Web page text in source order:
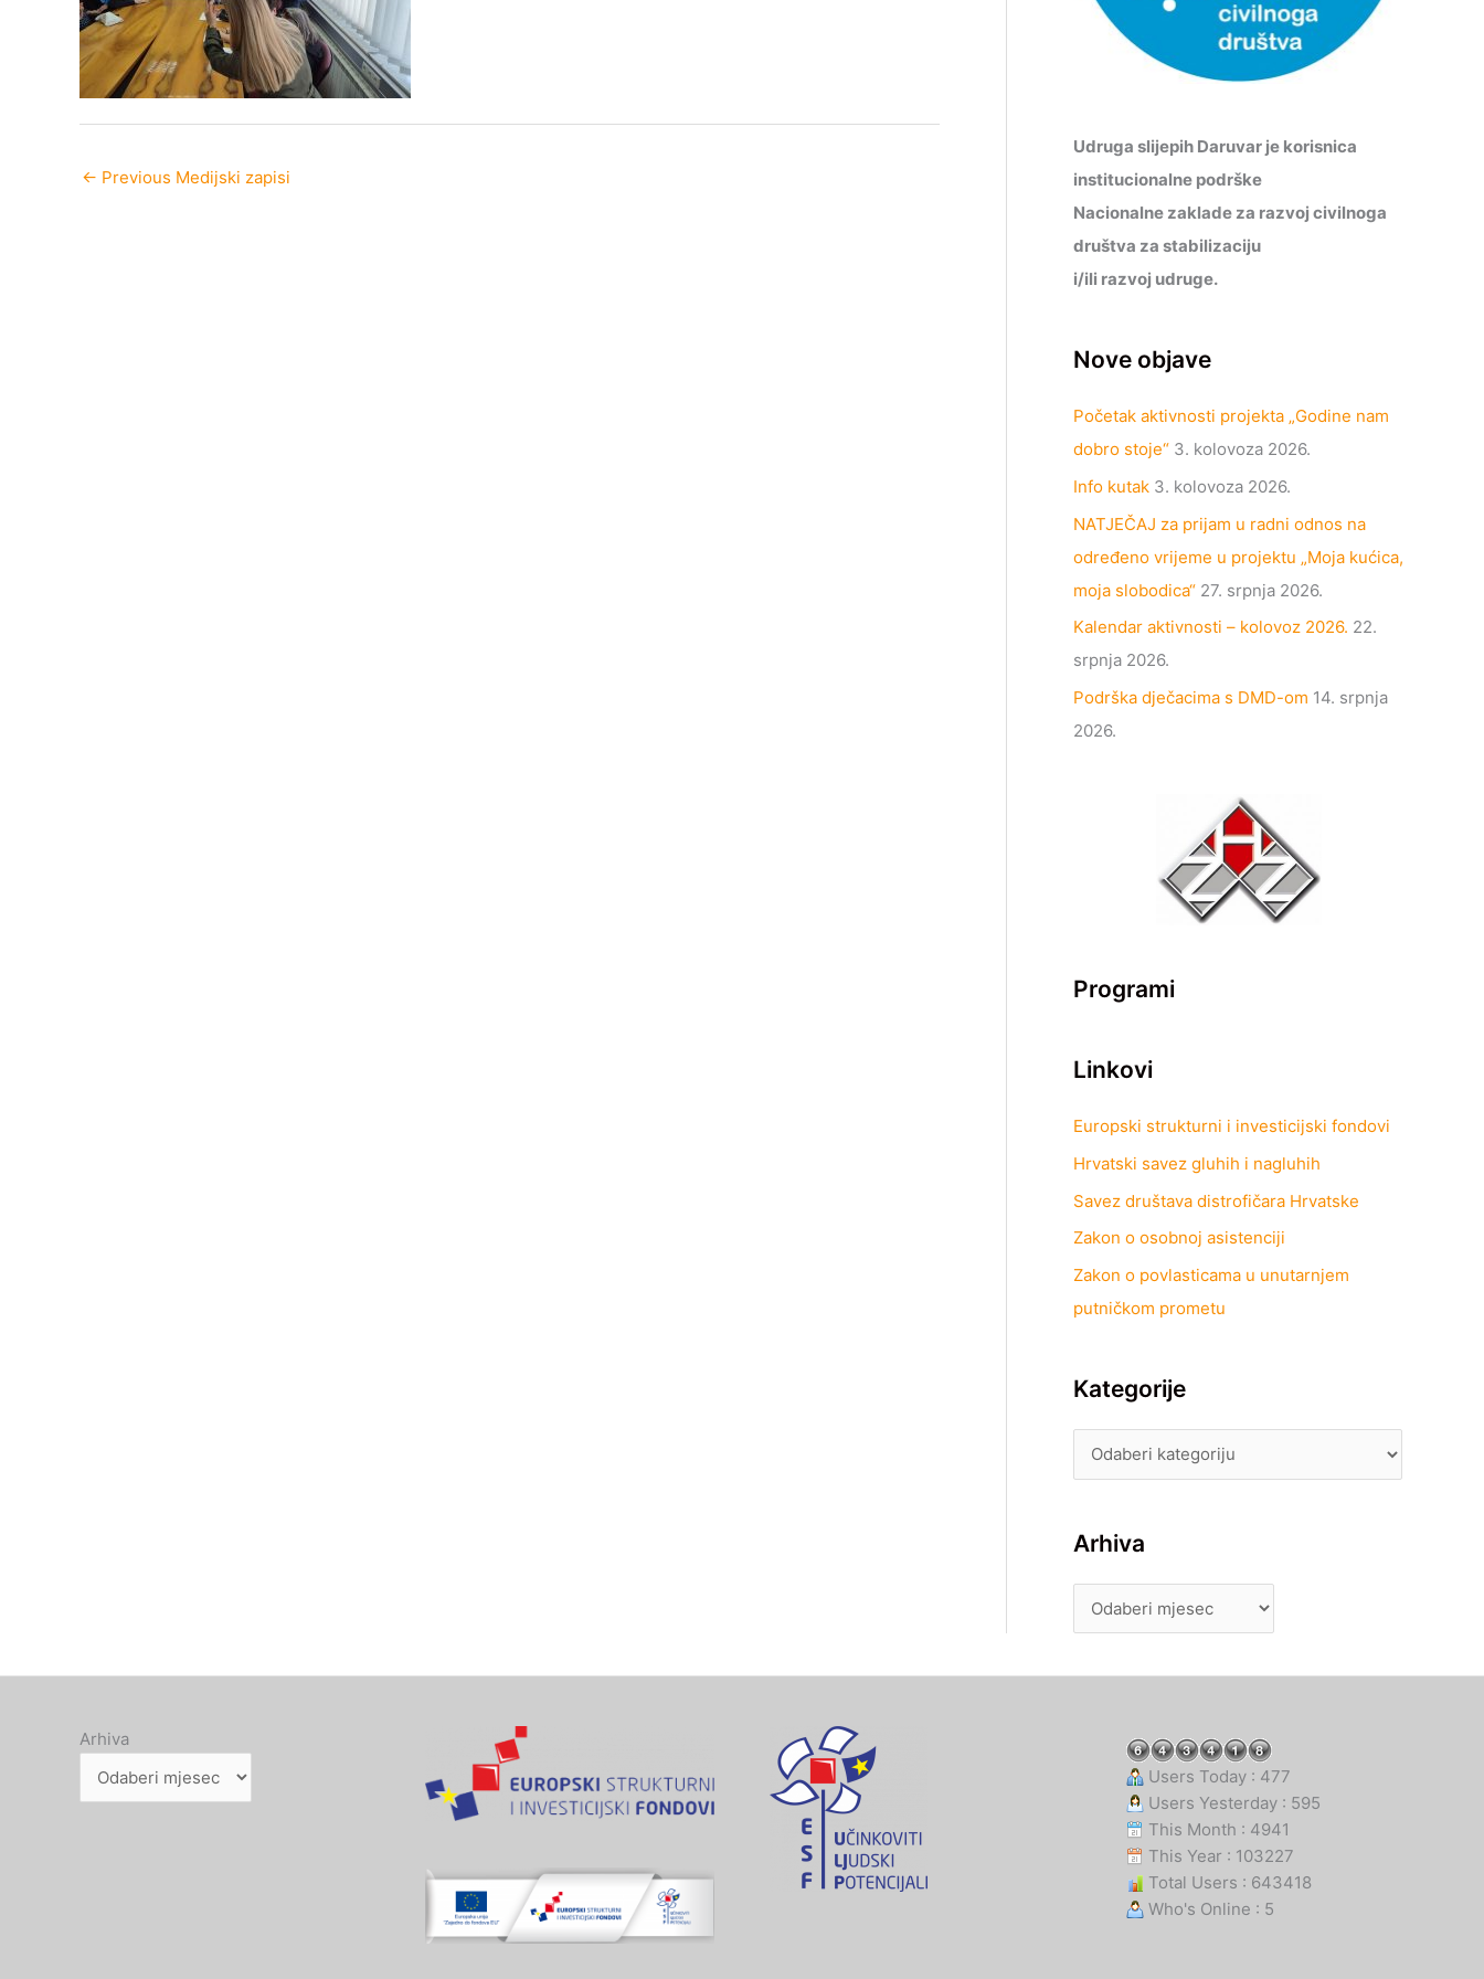
← Previous Medijski zapisi
Udruga slijepih Daruvar je korisnica
institucionalne podrške
Nacionalne zaklade za razvoj civilnoga
društva za stabilizaciju
i/ili razvoj udruge.
Nove objave
Početak aktivnosti projekta „Godine nam
dobro stoje“ 3. kolovoza 2026.
Info kutak 3. kolovoza 2026.
NATJEČAJ za prijam u radni odnos na
određeno vrijeme u projektu „Moja kućica,
moja slobodica“ 27. srpnja 2026.
Kalendar aktivnosti – kolovoz 2026. 22.
srpnja 2026.
Podrška dječacima s DMD-om 14. srpnja
2026.
Programi
Linkovi
Europski strukturni i investicijski fondovi
Hrvatski savez gluhih i nagluhih
Savez društava distrofičara Hrvatske
Zakon o osobnoj asistenciji
Zakon o povlasticama u unutarnjem
putničkom prometu
Kategorije
Arhiva
Arhiva
Users Today : 477
Users Yesterday : 595
This Month : 4941
This Year : 103227
Total Users : 643418
Who's Online : 5